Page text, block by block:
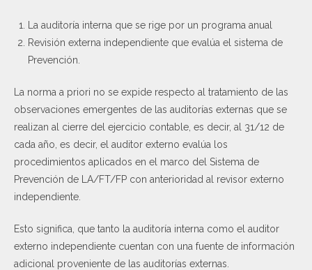
La auditoría interna que se rige por un programa anual
Revisión externa independiente que evalúa el sistema de
Prevención.
La norma a priori no se expide respecto al tratamiento de las
observaciones emergentes de las auditorías externas que se
realizan al cierre del ejercicio contable, es decir, al 31/12 de
cada año, es decir, el auditor externo evalúa los
procedimientos aplicados en el marco del Sistema de
Prevención de LA/FT/FP con anterioridad al revisor externo
independiente.
Esto significa, que tanto la auditoría interna como el auditor
externo independiente cuentan con una fuente de información
adicional proveniente de las auditorías externas.